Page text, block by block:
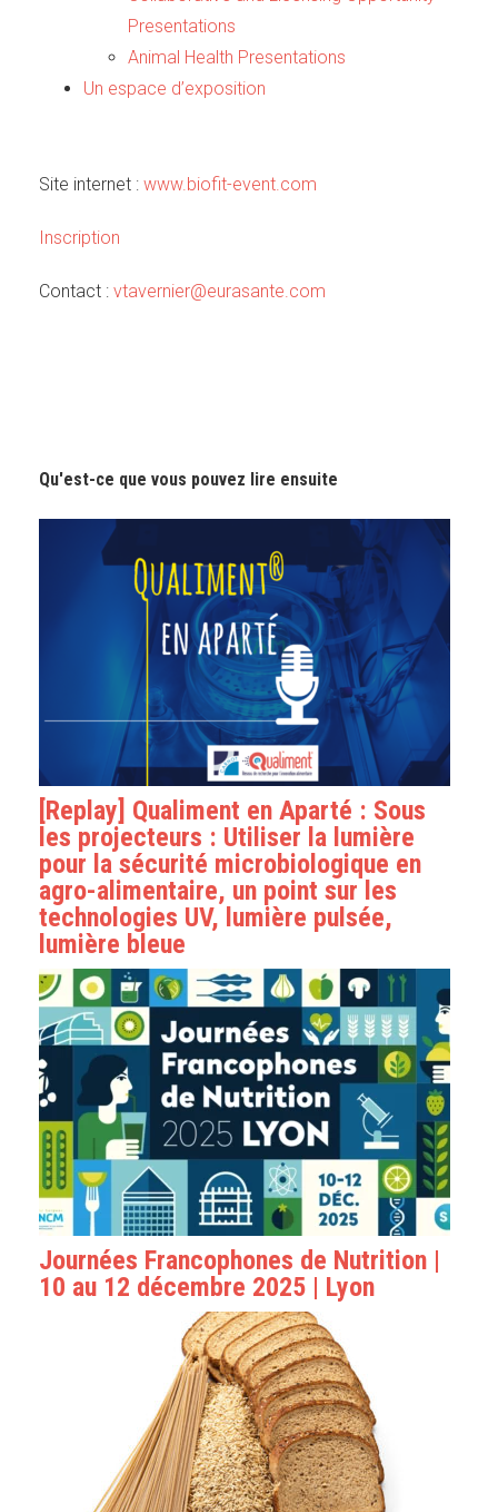
Presentations
Animal Health Presentations
Un espace d’exposition
Site internet : www.biofit-event.com
Inscription
Contact : vtavernier@eurasante.com
Qu'est-ce que vous pouvez lire ensuite
[Replay] Qualiment en Aparté : Sous
les projecteurs : Utiliser la lumière
pour la sécurité microbiologique en
agro-alimentaire, un point sur les
technologies UV, lumière pulsée,
lumière bleue
Journées Francophones de Nutrition |
10 au 12 décembre 2025 | Lyon